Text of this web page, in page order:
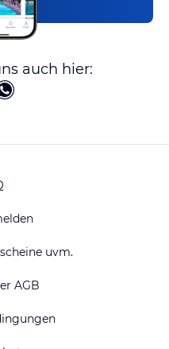
auch hier:
uvm.
AGB